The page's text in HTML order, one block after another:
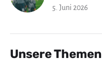
5. Juni 2026
Unsere Themen